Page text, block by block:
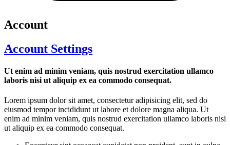
Account
Account Settings
Ut enim ad minim veniam, quis nostrud exercitation ullamco
laboris nisi ut aliquip ex ea commodo consequat.
Lorem ipsum dolor sit amet, consectetur adipisicing elit, sed do
eiusmod tempor incididunt ut labore et dolore magna aliqua. Ut
enim ad minim veniam, quis nostrud exercitation ullamco laboris nisi
ut aliquip ex ea commodo consequat.